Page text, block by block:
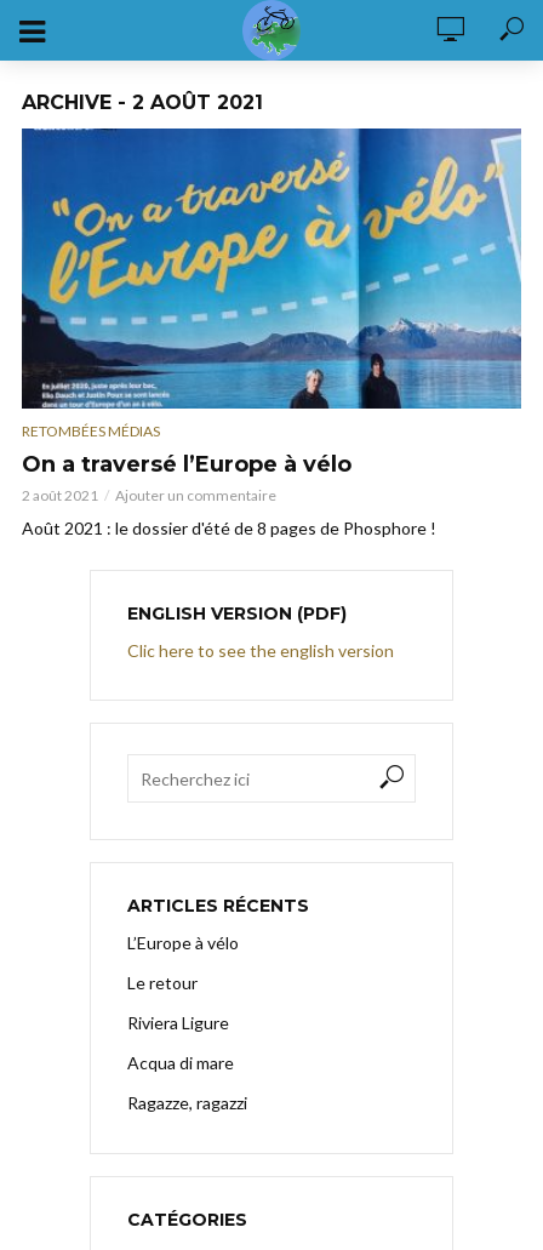
ARCHIVE - 2 AOÛT 2021
RETOMBÉES MÉDIAS
On a traversé l’Europe à vélo
2 août 2021 Ajouter un commentaire
Août 2021 : le dossier d'été de 8 pages de Phosphore !
ENGLISH VERSION (PDF)
Clic here to see the english version
ARTICLES RÉCENTS
L’Europe à vélo
Le retour
Riviera Ligure
Acqua di mare
Ragazze, ragazzi
CATÉGORIES